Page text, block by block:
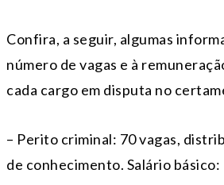
Confira, a seguir, algumas
número de vagas e à
cada cargo em disputa no
– Perito criminal: 70 vagas,
de conhecimento. Salário básico: